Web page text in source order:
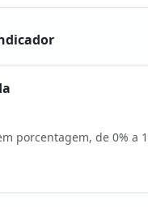
porcentagem, de 0% a